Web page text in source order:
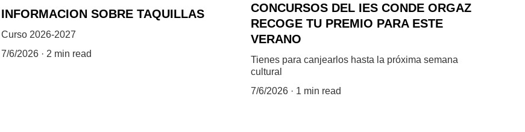
INFORMACION SOBRE TAQUILLAS
Curso 2026-2027
7/6/2026
2 min read
CONCURSOS DEL IES CONDE ORGAZ
RECOGE TU PREMIO PARA ESTE
VERANO
Tienes para canjearlos hasta la próxima semana
cultural
7/6/2026
1 min read